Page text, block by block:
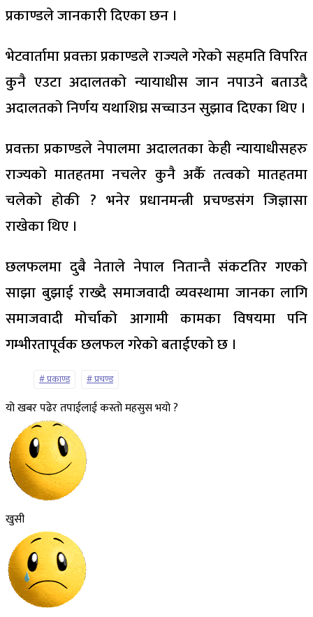
प्रकाण्डले जानकारी दिएका छन ।
भेटवार्तामा प्रवक्ता प्रकाण्डले राज्यले गरेको सहमति विपरित
कुनै एउटा अदालतको न्यायाधीस जान नपाउने बताउदै
अदालतको निर्णय यथाशिघ्र सच्चाउन सुझाव दिएका थिए ।
प्रवक्ता प्रकाण्डले नेपालमा अदालतका केही न्यायाधीसहरु
राज्यको मातहतमा नचलेर कुनै अर्कै तत्वको मातहतमा
चलेको होकी ? भनेर प्रधानमन्त्री प्रचण्डसंग जिज्ञासा
राखेका थिए ।
छलफलमा दुबै नेताले नेपाल नितान्तै संकटतिर गएको
साझा बुझाई राख्दै समाजवादी व्यवस्थामा जानका लागि
समाजवादी मोर्चाको आगामी कामका विषयमा पनि
गम्भीरतापूर्वक छलफल गरेको बताईएको छ ।
प्रकाण्ड प्रचण्ड
यो खबर पढेर तपाईलाई कस्तो महसुस भयो ?
खुसी